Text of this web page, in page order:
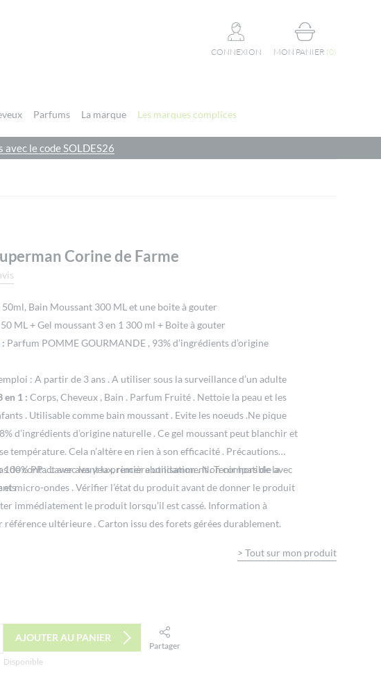
CONNEXION MON PANIER (0)
Parfums La marque Les marques complices
le code SOLDES26
Corine de Farme
50ml, Bain Moussant 300 ML et une boite à gouter
ML + Gel moussant 3 en 1 300 ml + Boite à gouter
Parfum POMME GOURMANDE , 93% d’ingrédients d’origine
: A partir de 3 ans . A utiliser sous la surveillance d’un adulte
en 1 : Corps, Cheveux , Bain . Parfum Fruité . Nettoie la peau et les
. Utilisable comme bain moussant . Evite les noeuds .Ne pique
d’ingrédients d’origine naturelle . Ce gel moussant peut blanchir et
température. Cela n’altère en rien à son efficacité . Précautions
de contact avec les yeux, rincer abondamment . Tenir hors de la
100% PP . Laver avant la première utilisation . Non compatible avec
et micro-ondes . Vérifier l’état du produit avant de donner le produit
immédiatement le produit lorsqu’il est cassé. Information à
référence ultérieure . Carton issu des forets gérées durablement.
> Tout sur mon produit
AJOUTER AU PANIER
Disponible
Partager